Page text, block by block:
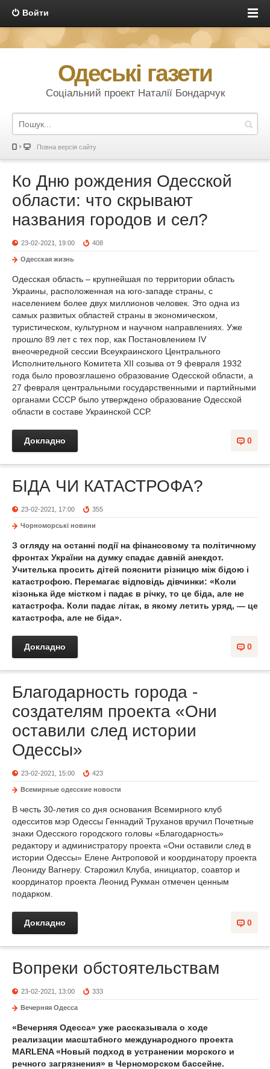
Войти
Одеські газети
Соціальний проект Наталії Бондарчук
Повна версія сайту
Ко Дню рождения Одесской
области: что скрывают
названия городов и сел?
23-02-2021, 19:00 408
Одесская жизнь
Одесская область – крупнейшая по территории область
Украины, расположенная на юго-западе страны, с
населением более двух миллионов человек. Это одна из
самых развитых областей страны в экономическом,
туристическом, культурном и научном направлениях. Уже
прошло 89 лет с тех пор, как Постановлением IV
внеочередной сессии Всеукраинского Центрального
Исполнительного Комитета XII созыва от 9 февраля 1932
года было провозглашено образование Одесской области, а
27 февраля центральными государственными и партийными
органами СССР было утверждено образование Одесской
области в составе Украинской ССР.
0
Докладно
БІДА ЧИ КАТАСТРОФА?
23-02-2021, 17:00 355
Чорноморські новини
З огляду на останні події на фінансовому та політичному
фронтах України на думку спадає давній анекдот.
Учителька просить дітей пояснити різницю між бідою і
катастрофою. Перемагає відповідь дівчинки: «Коли
кізонька йде містком і падає в річку, то це біда, але не
катастрофа. Коли падає літак, в якому летить уряд, — це
катастрофа, але не біда».
0
Докладно
Благодарность города -
создателям проекта «Они
оставили след истории
Одессы»
23-02-2021, 15:00 423
Всемирные одесские новости
В честь 30-летия со дня основания Всемирного клуб
одесситов мэр Одессы Геннадий Труханов вручил Почетные
знаки Одесского городского головы «Благодарность»
редактору и администратору проекта «Они оставили след в
истории Одессы» Елене Антроповой и координатору проекта
Леониду Вагнеру. Старожил Клуба, инициатор, соавтор и
координатор проекта Леонид Рукман отмечен ценным
подарком.
0
Докладно
Вопреки обстоятельствам
23-02-2021, 13:00 333
Вечерняя Одесса
«Вечерняя Одесса» уже рассказывала о ходе
реализации масштабного международного проекта
MARLENA «Новый подход в устранении морского и
речного загрязнения» в Черноморском бассейне.